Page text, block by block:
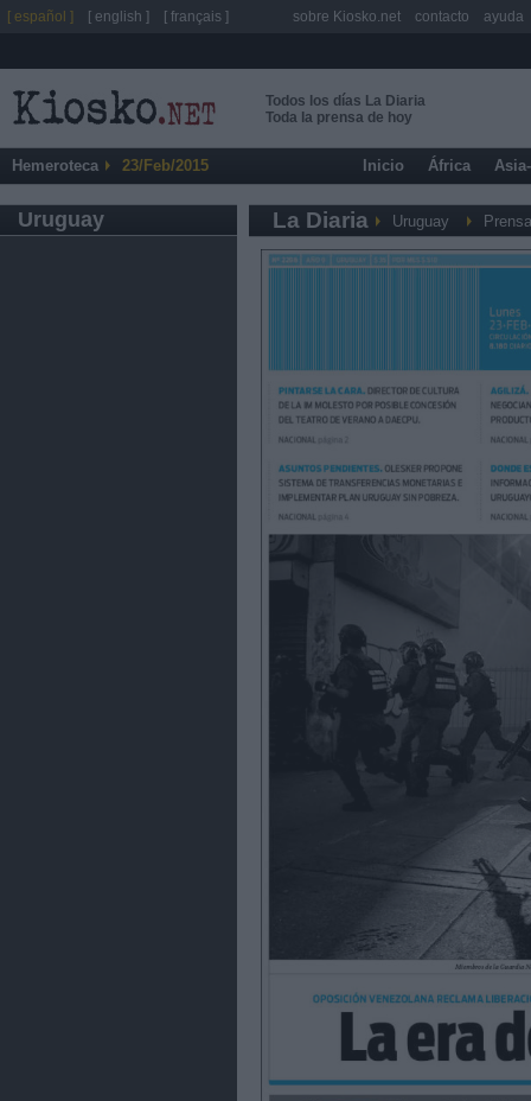
Todos los días La Diaria
Toda la prensa de hoy
Hemeroteca 23/Feb/2015 Inicio África
Uruguay La Diaria Uruguay
[ español ] [ english ] [ français ] sobre Kiosko.net contacto ayuda